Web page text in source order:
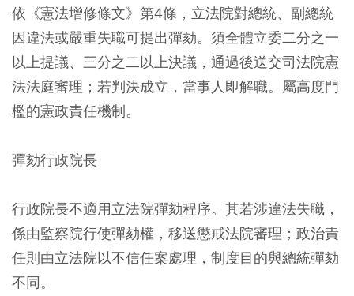
依《憲法增修條文》第4條，立法院對總統、副總統
因違法或嚴重失職可提出彈劾。須全體立委二分之一
以上提議、三分之二以上決議，通過後送交司法院憲
法法庭審理；若判決成立，當事人即解職。屬高度門
檻的憲政責任機制。
彈劾行政院長
行政院長不適用立法院彈劾程序。其若涉違法失職，
係由監察院行使彈劾權，移送懲戒法院審理；政治責
任則由立法院以不信任案處理，制度目的與總統彈劾
不同。